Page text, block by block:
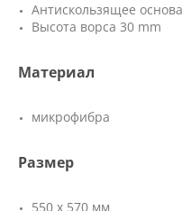
Антискользящее
Высота ворса 30 mm
Материал
микрофибра
Размер
550 х 570 мм